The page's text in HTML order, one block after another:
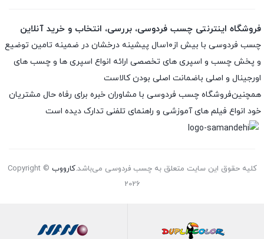
فروشگاه اینترنتی چسب فردوسی، بررسی، انتخاب و خرید آنلاین
چسب فردوسی با بیش از۱۰سال پیشینه درخشان در ضمینه تامین توضیع
و پخش چسب و اسپری های تخصصی ارائه انواع اسپری ها و چسب های
اورجینال و اصلی باضمانت اصلی بودن کالاست
همچنین‌فروشگاه چسب فردوسی با مشاوران خبره برای رفاه حال مشتریان
خود انواع فیلم های آموزشی و راهنمای تلفنی تدارک دیده است
کلیه حقوق این سایت متعلق به چسب فردوسی می‌باشد.کارووب Copyright ©
2026